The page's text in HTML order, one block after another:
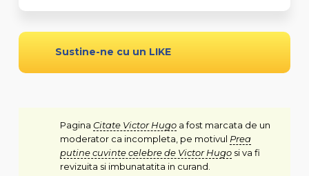
Sustine-ne cu un LIKE
Pagina Citate Victor Hugoa fost marcata de un
moderator ca incompleta, pe motivul Prea
putine cuvinte celebre de Victor Hugosi va fi
revizuita si imbunatatita in curand.